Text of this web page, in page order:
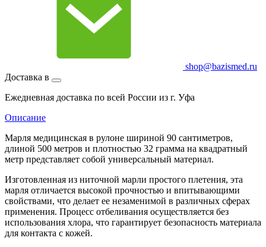
shop@bazismed.ru
Доставка в
Ежедневная доставка по всей России из г. Уфа
Описание
Марля медицинская в рулоне шириной 90 сантиметров,
длиной 500 метров и плотностью 32 грамма на квадратный
метр представляет собой универсальный материал.
Изготовленная из ниточной марли простого плетения, эта
марля отличается высокой прочностью и впитывающими
свойствами, что делает ее незаменимой в различных сферах
применения. Процесс отбеливания осуществляется без
использования хлора, что гарантирует безопасность материала
для контакта с кожей.